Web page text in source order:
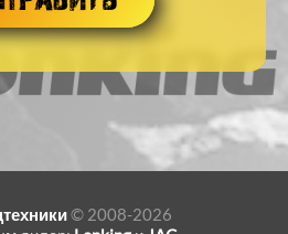
© 2008-2026